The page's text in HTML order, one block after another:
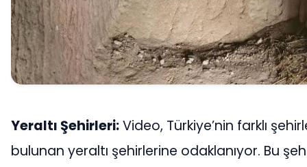
Yeraltı Şehirleri:Video, Türkiye’nin farklı
bulunan yeraltı şehirlerine odaklanıyor. Bu